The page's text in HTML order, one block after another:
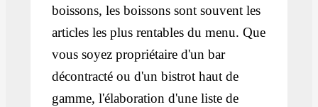
boissons, les boissons sont souvent les
articles les plus rentables du menu. Que
vous soyez propriétaire d'un bar
décontracté ou d'un bistrot haut de
gamme, l'élaboration d'une liste de